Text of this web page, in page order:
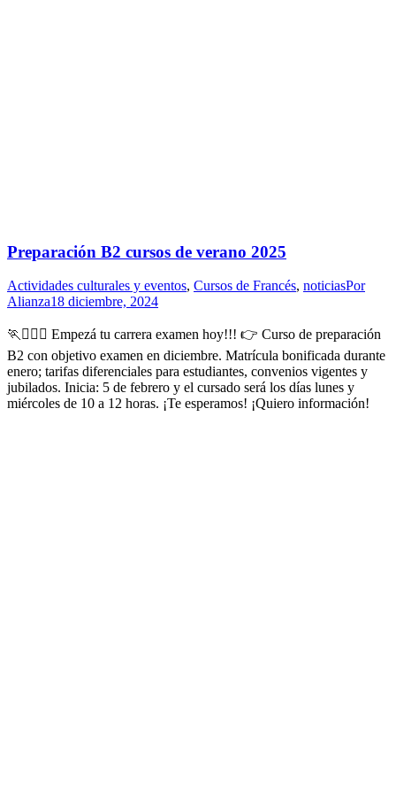
Preparación B2 cursos de verano 2025
Actividades culturales y eventos, Cursos de Francés, noticiasPor
Alianza18 diciembre, 2024
🏃🏃🏻‍♀️ Empezá tu carrera examen hoy!!! 👉 Curso de preparación
B2 con objetivo examen en diciembre. Matrícula bonificada durante
enero; tarifas diferenciales para estudiantes, convenios vigentes y
jubilados. Inicia: 5 de febrero y el cursado será los días lunes y
miércoles de 10 a 12 horas. ¡Te esperamos! ¡Quiero información!